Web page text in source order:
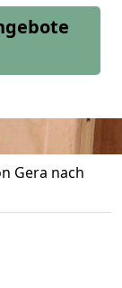
Gera nach